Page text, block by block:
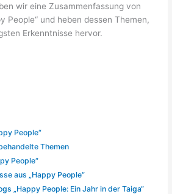
wir eine Zusammenfassung von
People“ und heben dessen Themen,
Erkenntnisse hervor.
People“
Themen
People“
aus „Happy People“
„Happy People: Ein Jahr in der Taiga“